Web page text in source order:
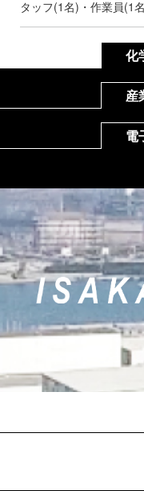
タッフ(1名)・作業員(1
化
産
電